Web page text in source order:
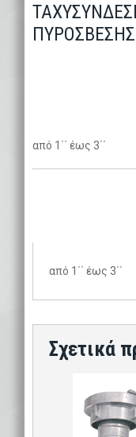
από 1΄΄ έως 3΄΄
από 1΄΄ έως 3΄΄